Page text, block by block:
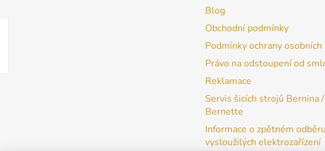
Blog
Obchodní podmínky
Podmínky ochrany osobních
Právo na odstoupení od
Reklamace
Servis šicích strojů Bernina /
Bernette
Informace o zpětném
vysloužilých elektrozařízení